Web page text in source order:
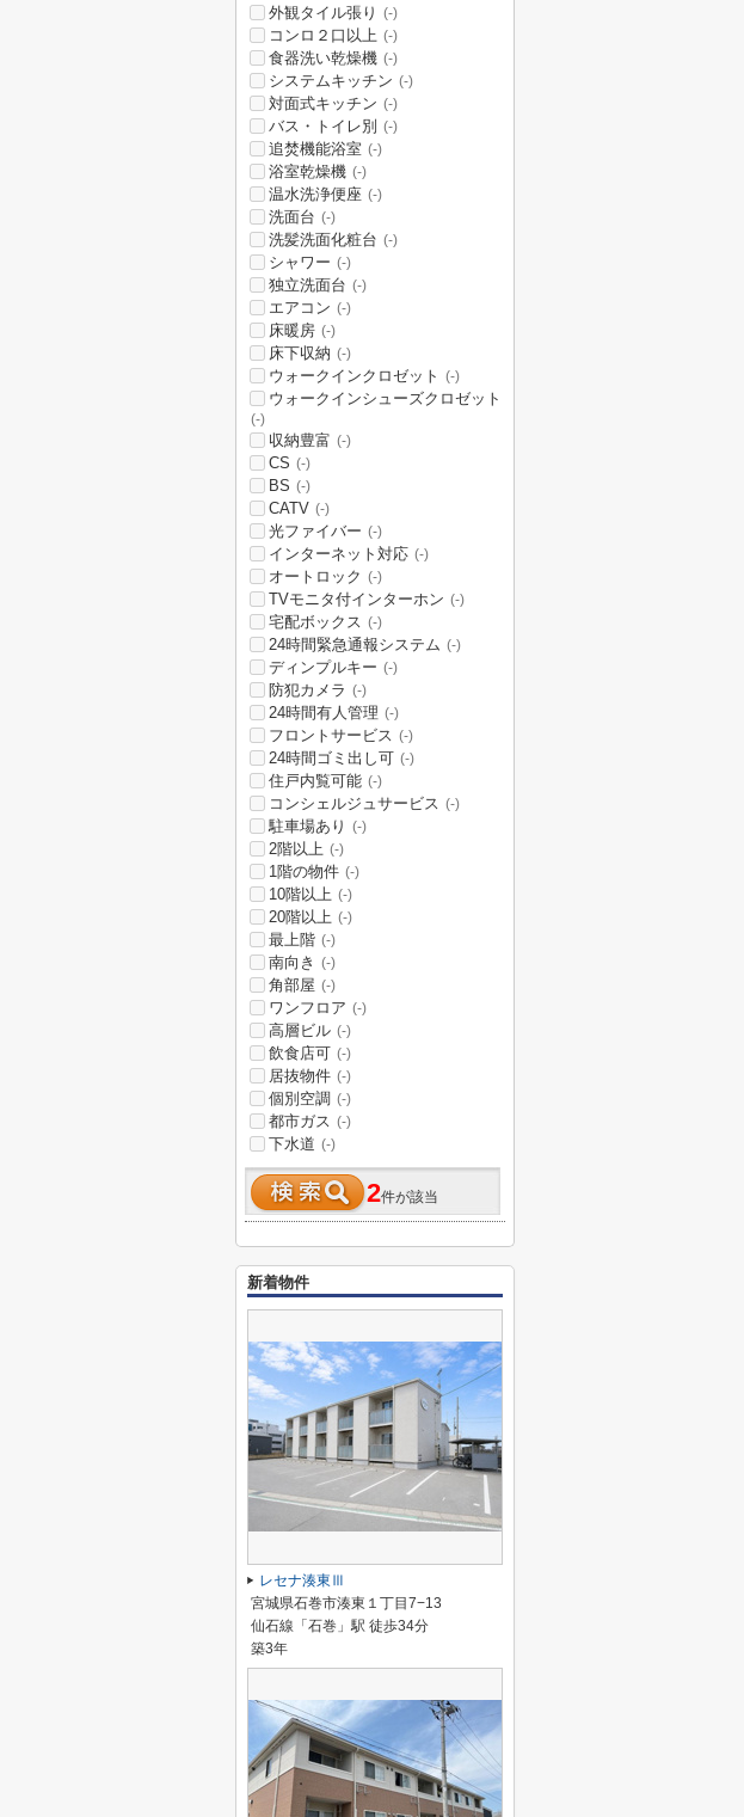
外観タイル張り (-)
コンロ２口以上 (-)
食器洗い乾燥機 (-)
システムキッチン (-)
対面式キッチン (-)
バス・トイレ別 (-)
追焚機能浴室 (-)
浴室乾燥機 (-)
温水洗浄便座 (-)
洗面台 (-)
洗髪洗面化粧台 (-)
シャワー (-)
独立洗面台 (-)
エアコン (-)
床暖房 (-)
床下収納 (-)
ウォークインクロゼット (-)
ウォークインシューズクロゼット
(-)
収納豊富 (-)
CS (-)
BS (-)
CATV (-)
光ファイバー (-)
インターネット対応 (-)
オートロック (-)
TVモニタ付インターホン (-)
宅配ボックス (-)
24時間緊急通報システム (-)
ディンプルキー (-)
防犯カメラ (-)
24時間有人管理 (-)
フロントサービス (-)
24時間ゴミ出し可 (-)
住戸内覧可能 (-)
コンシェルジュサービス (-)
駐車場あり (-)
2階以上 (-)
1階の物件 (-)
10階以上 (-)
20階以上 (-)
最上階 (-)
南向き (-)
角部屋 (-)
ワンフロア (-)
高層ビル (-)
飲食店可 (-)
居抜物件 (-)
個別空調 (-)
都市ガス (-)
下水道 (-)
2件が該当
新着物件
レセナ湊東Ⅲ
宮城県石巻市湊東１丁目7−13
仙石線「石巻」駅 徒歩34分
築3年